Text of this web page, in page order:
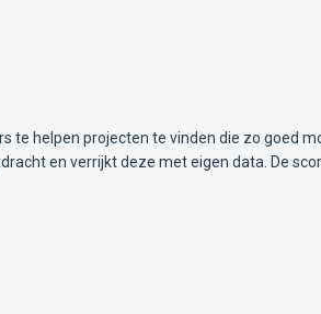
te helpen projecten te vinden die zo goed
en verrijkt deze met eigen data. De